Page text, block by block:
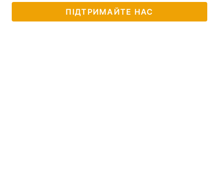
ПІДТРИМАЙТЕ НАС